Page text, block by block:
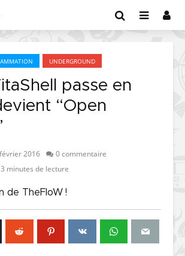
UNDERGROUND
passe en
“Open
2016
0 commentaire
3 minutes de lecture
de TheFloW !